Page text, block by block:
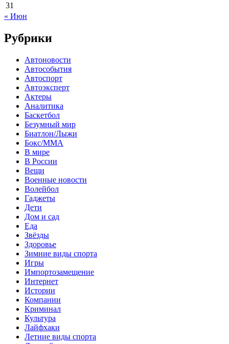
31
« Июн
Рубрики
Автоновости
Автособытия
Автоспорт
Автоэксперт
Актеры
Аналитика
Баскетбол
Безумный мир
Биатлон/Лыжи
Бокс/MMA
В мире
В России
Вещи
Военные новости
Волейбол
Гаджеты
Дети
Дом и сад
Еда
Звёзды
Здоровье
Зимние виды спорта
Игры
Импортозамещение
Интернет
Истории
Компании
Криминал
Культура
Лайфхаки
Летние виды спорта